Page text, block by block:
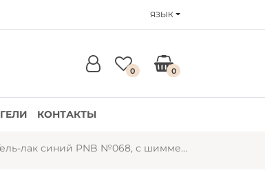
ЯЗЫК
0 0
ГЕЛИ КОНТАКТЫ
Гель-лак синий PNB №068, с шиммером (8 мл)